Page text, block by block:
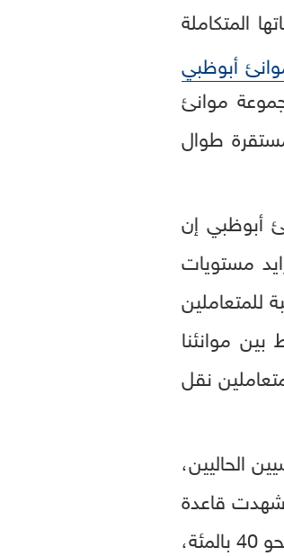
المتكاملة
أبوظبي
موانئ
طوال
أبوظبي إن
وتزايد مستويات
للمتعاملين
واصلنا في عام 2025 تعزيز الروابط بين موانئنا
نقل
الحاليين،
شهدت قاعدة
متعاملي المجموعة خلال عام 2025 نمواً بنحو 20 بالمئة، فيما ارتفع إنفاق أكبر 10 متعاملين لديها بنحو 40 بالمئة،